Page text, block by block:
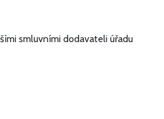
smluvními dodavateli úřadu